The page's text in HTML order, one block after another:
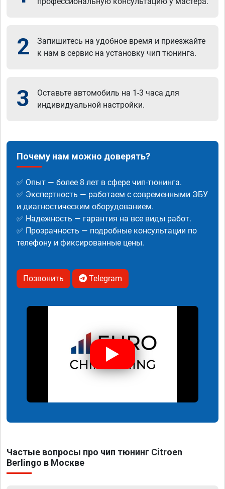
2
Запишитесь на удобное время и приезжайте
к нам в сервис на установку чип тюнинга.
3
Оставьте автомобиль на 1-3 часа для
индивидуальной настройки.
Почему нам можно доверять?
✅ Опыт — более 8 лет в сфере чип-тюнинга.
✅ Экспертность — работаем с современными ЭБУ
и диагностическим оборудованием.
✅ Надежность — гарантия на все виды работ.
✅ Прозрачность — подробные консультации по
телефону и фиксированные цены.
Позвонить Telegram
Частые вопросы про чип тюнинг Citroen
Berlingo в Москве